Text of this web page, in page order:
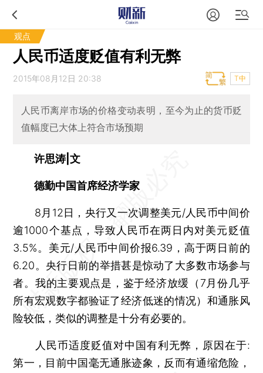
观点
人民币适度贬值有利无弊
2015年08月12日 20:38 T中
人民币离岸市场的价格变动表明，至今为止的货币贬
值幅度已大体上符合市场预期
许思涛|文
德勤中国首席经济学家
8月12日，央行又一次调整美元/人民币中间价
逾1000个基点，导致人民币在两日内对美元贬值
3.5%。美元/人民币中间价报6.39，高于两日前的
6.20。央行日前的举措甚是惊动了大多数市场参与
者。我的主要观点是，鉴于经济放缓（7月份几乎
所有宏观数字都验证了经济低迷的情况）和通胀风
险较低，类似的调整是十分有必要的。
人民币适度贬值对中国有利无弊，原因在于:
第一，目前中国毫无通胀迹象，反而有通缩危险，